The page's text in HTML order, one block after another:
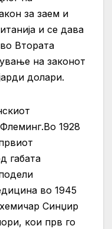
за заем и
и се дава
Втората
на законот
долари.
1928
габата
во 1945
Синџир
кои прв го